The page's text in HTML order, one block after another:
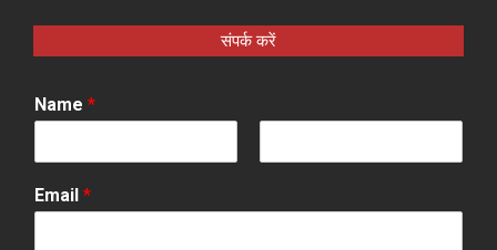
संपर्क करें
Name *
i
rEmail *